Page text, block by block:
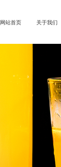
网站首页 关于我们